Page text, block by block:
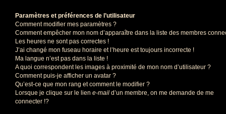
Paramètres et préférences de l’utilisateur
Comment modifier mes paramètres ?
Comment empêcher mon nom d’apparaître dans la liste des membres
Les heures ne sont pas correctes !
J’ai changé mon fuseau horaire et l’heure est toujours incorrecte !
Ma langue n’est pas dans la liste !
A quoi correspondent les images à proximité de mon nom d’utilisateur ?
Comment puis-je afficher un avatar ?
Qu’est-ce que mon rang et comment le modifier ?
Lorsque je clique sur le lien e-mail d’un membre, on me demande de me
connecter !?